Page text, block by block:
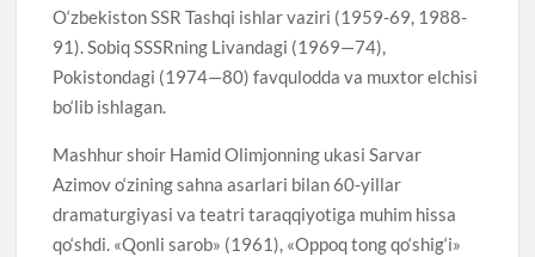
O‘zbekiston SSR Tashqi ishlar vaziri (1959-69, 1988-
91). Sobiq SSSRning Livandagi (1969—74),
Pokistondagi (1974—80) favqulodda va muxtor elchisi
bo‘lib ishlagan.
Mashhur shoir Hamid Olimjonning ukasi Sarvar
Azimov o‘zining sahna asarlari bilan 60-yillar
dramaturgiyasi va teatri taraqqiyotiga muhim hissa
qo‘shdi. «Qonli sarob» (1961), «Oppoq tong qo‘shig‘i»